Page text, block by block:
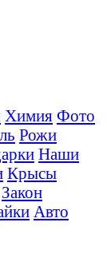
Химия Фото
Рожи
Наши
Крысы
Закон
Авто